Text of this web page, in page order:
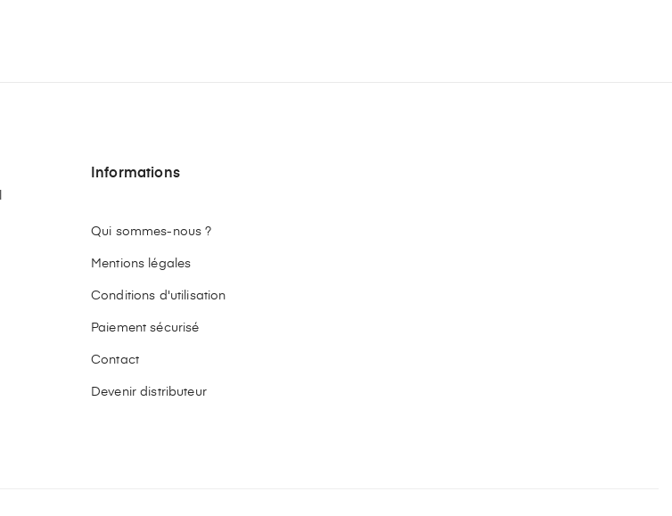
Informations
Qui sommes-nous ?
Mentions légales
Conditions d'utilisation
Paiement sécurisé
Contact
Devenir distributeur